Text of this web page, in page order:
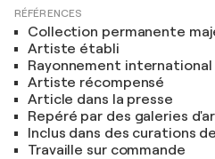
RÉFÉRENCES
Collection permanente
Artiste établi
Rayonnement international
Artiste récompensé
Article dans la presse
Repéré par des galeries
Inclus dans des curations
Travaille sur commande